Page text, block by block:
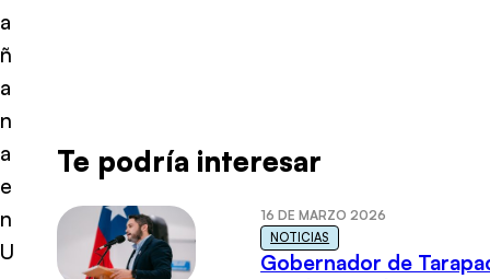
a
ñ
a
n
a
e
n
U
Te podría interesar
16 DE MARZO 2026
NOTICIAS
Gobernador de